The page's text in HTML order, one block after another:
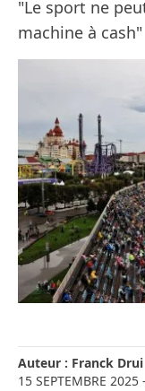
"Le sport ne
machine à cash"
Auteur : Franck Drui
15 SEPTEMBRE 2025